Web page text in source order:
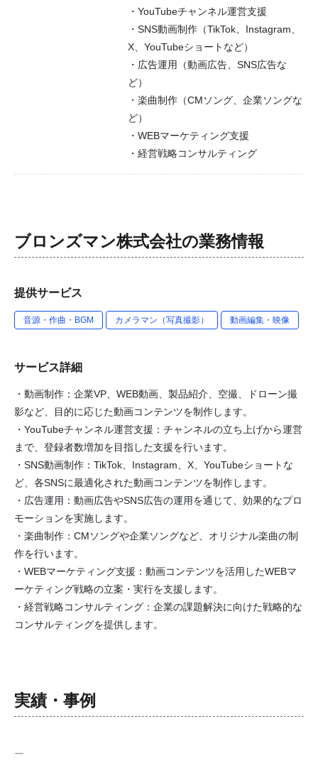
・YouTubeチャンネル運営支援
・SNS動画制作（TikTok、Instagram、
X、YouTubeショートなど）
・広告運用（動画広告、SNS広告な
ど）
・楽曲制作（CMソング、企業ソングな
ど）
・WEBマーケティング支援
・経営戦略コンサルティング
ブロンズマン株式会社の業務情報
提供サービス
音源・作曲・BGM カメラマン（写真撮影） 動画編集・映像
サービス詳細
・動画制作：企業VP、WEB動画、製品紹介、空撮、ドローン撮
影など、目的に応じた動画コンテンツを制作します。
・YouTubeチャンネル運営支援：チャンネルの立ち上げから運営
まで、登録者数増加を目指した支援を行います。
・SNS動画制作：TikTok、Instagram、X、YouTubeショートな
ど、各SNSに最適化された動画コンテンツを制作します。
・広告運用：動画広告やSNS広告の運用を通じて、効果的なプロ
モーションを実施します。
・楽曲制作：CMソングや企業ソングなど、オリジナル楽曲の制
作を行います。
・WEBマーケティング支援：動画コンテンツを活用したWEBマ
ーケティング戦略の立案・実行を支援します。
・経営戦略コンサルティング：企業の課題解決に向けた戦略的な
コンサルティングを提供します。
実績・事例
ー